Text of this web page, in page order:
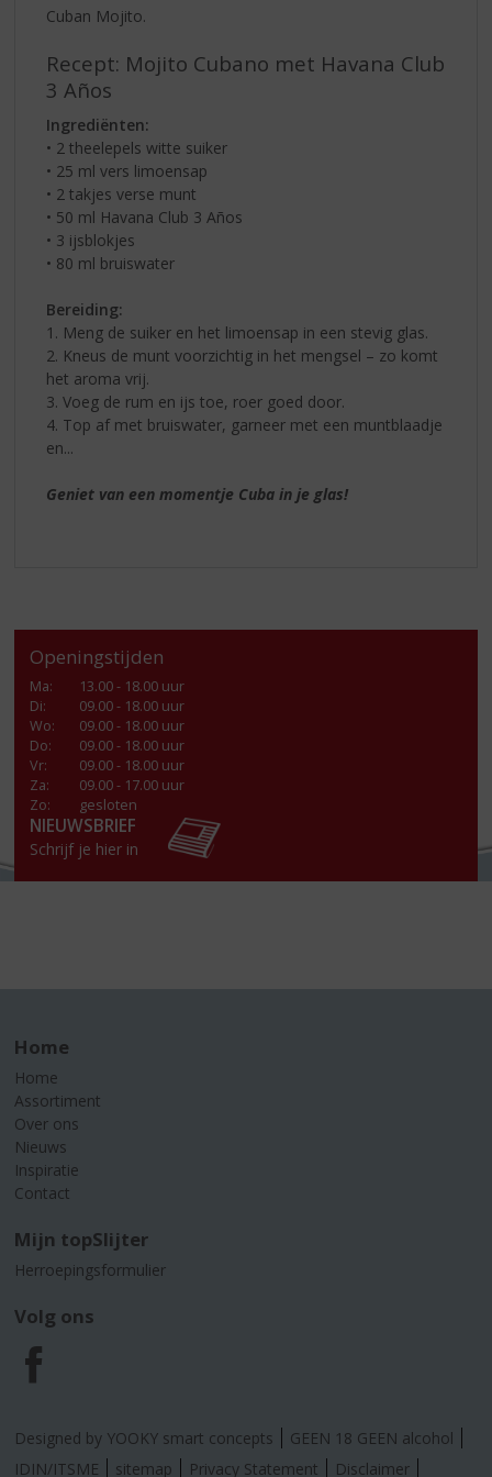
Cuban Mojito.
Recept: Mojito Cubano met Havana Club
3 Años
Ingrediënten:
• 2 theelepels witte suiker
• 25 ml vers limoensap
• 2 takjes verse munt
• 50 ml Havana Club 3 Años
• 3 ijsblokjes
• 80 ml bruiswater
Bereiding:
1. Meng de suiker en het limoensap in een stevig glas.
2. Kneus de munt voorzichtig in het mengsel – zo komt
het aroma vrij.
3. Voeg de rum en ijs toe, roer goed door.
4. Top af met bruiswater, garneer met een muntblaadje
en...
Geniet van een momentje Cuba in je glas!
Openingstijden
Ma:
13.00 - 18.00 uur
Di:
09.00 - 18.00 uur
Wo:
09.00 - 18.00 uur
Do:
09.00 - 18.00 uur
Vr:
09.00 - 18.00 uur
Za:
09.00 - 17.00 uur
Zo:
gesloten
NIEUWSBRIEF
Schrijf je hier in
Home
Home
Assortiment
Over ons
Nieuws
Inspiratie
Contact
Mijn topSlijter
Herroepingsformulier
Volg ons
F
a
Designed by YOOKY smart concepts
GEEN 18 GEEN alcohol
IDIN/ITSME
sitemap Privacy Statement Disclaimer